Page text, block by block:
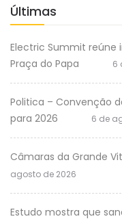
Últimas
Electric Summit reúne
Praça do Papa
6
Politica – Convenção
para 2026
6 de
Câmaras da Grande
agosto de 2026
Estudo mostra que